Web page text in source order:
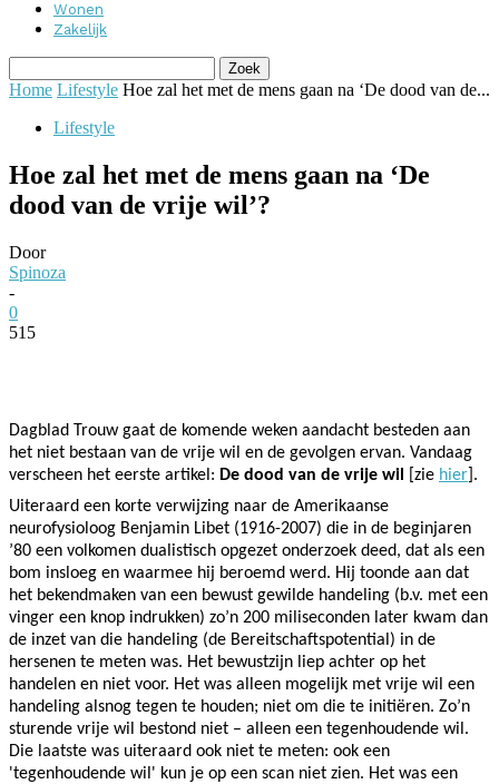
Wonen
Zakelijk
Home Lifestyle Hoe zal het met de mens gaan na ‘De dood van de...
Lifestyle
Hoe zal het met de mens gaan na ‘De
dood van de vrije wil’?
Door
Spinoza
-
0
515
Dagblad Trouw gaat de komende weken aandacht besteden aan
het niet bestaan van de vrije wil en de gevolgen ervan. Vandaag
verscheen het eerste artikel: De dood van de vrije wil [zie hier ].
Uiteraard een korte verwijzing naar de Amerikaanse
neurofysioloog Benjamin Libet (1916-2007) die in de beginjaren
’80 een volkomen dualistisch opgezet onderzoek deed, dat als een
bom insloeg en waarmee hij beroemd werd. Hij toonde aan dat
het bekendmaken van een bewust gewilde handeling (b.v. met een
vinger een knop indrukken) zo’n 200 miliseconden later kwam dan
de inzet van die handeling (de Bereitschaftspotential) in de
hersenen te meten was. Het bewustzijn liep achter op het
handelen en niet voor. Het was alleen mogelijk met vrije wil een
handeling alsnog tegen te houden; niet om die te initiëren. Zo’n
sturende vrije wil bestond niet – alleen een tegenhoudende wil.
Die laatste was uiteraard ook niet te meten: ook een
'tegenhoudende wil' kun je op een scan niet zien. Het was een